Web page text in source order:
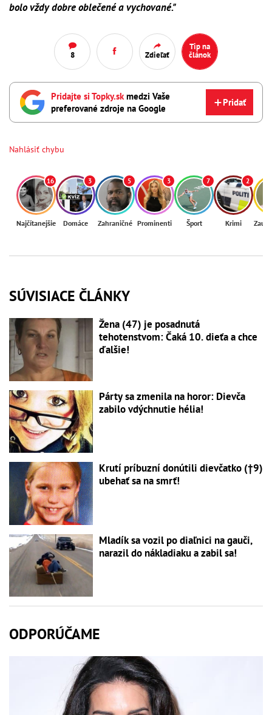
bolo vždy dobre oblečené a vychované."
8 Zdieľať
Tip na
článok
Pridajte si Topky.sk medzi Vaše
preferované zdroje na Google
Pridať
Nahlásiť chybu
16
Najčítanejšie
3
Domáce
5
Zahraničné
3
Prominenti
7
Šport
2
Krimi
SÚVISIACE ČLÁNKY
Žena (47) je posadnutá
tehotenstvom: Čaká 10. dieťa a chce
ďalšie!
Párty sa zmenila na horor: Dievča
zabilo vdýchnutie hélia!
Krutí príbuzní donútili dievčatko (†9)
ubehať sa na smrť!
Mladík sa vozil po diaľnici na gauči,
narazil do nákladiaku a zabil sa!
ODPORÚČAME